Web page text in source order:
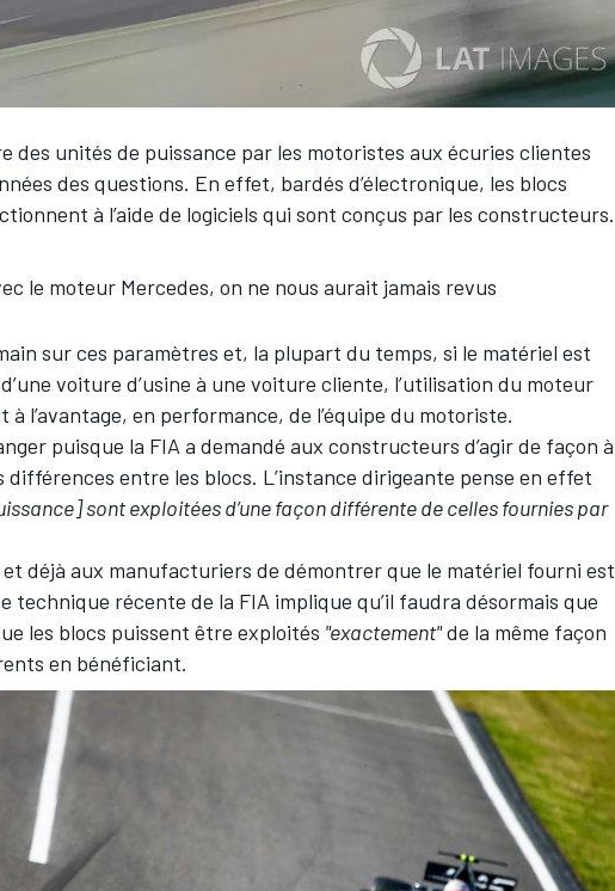
des unités de puissance par les motoristes aux écuries clientes
des questions. En effet, bardés d’électronique, les blocs
à l’aide de logiciels qui sont conçus par les constructeurs.
le moteur Mercedes, on ne nous aurait jamais revus
sur ces paramètres et, la plupart du temps, si le matériel est
voiture d’usine à une voiture cliente, l’utilisation du moteur
l’avantage, en performance, de l’équipe du motoriste.
puisque la FIA a demandé aux constructeurs d’agir de façon à
différences entre les blocs. L’instance dirigeante pense en effet
sont exploitées d’une façon différente de celles fournies par
et déjà aux manufacturiers de démontrer que le matériel fourni est
technique récente de la FIA implique qu’il faudra désormais que
les blocs puissent être exploités "exactement"de la même façon
en bénéficiant.